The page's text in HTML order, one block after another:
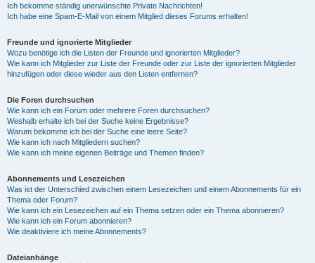
Ich bekomme ständig unerwünschte Private Nachrichten!
Ich habe eine Spam-E-Mail von einem Mitglied dieses Forums erhalten!
Freunde und ignorierte Mitglieder
Wozu benötige ich die Listen der Freunde und ignorierten Mitglieder?
Wie kann ich Mitglieder zur Liste der Freunde oder zur Liste der ignorierten Mitglieder
hinzufügen oder diese wieder aus den Listen entfernen?
Die Foren durchsuchen
Wie kann ich ein Forum oder mehrere Foren durchsuchen?
Weshalb erhalte ich bei der Suche keine Ergebnisse?
Warum bekomme ich bei der Suche eine leere Seite?
Wie kann ich nach Mitgliedern suchen?
Wie kann ich meine eigenen Beiträge und Themen finden?
Abonnements und Lesezeichen
Was ist der Unterschied zwischen einem Lesezeichen und einem Abonnements für ein
Thema oder Forum?
Wie kann ich ein Lesezeichen auf ein Thema setzen oder ein Thema abonnieren?
Wie kann ich ein Forum abonnieren?
Wie deaktiviere ich meine Abonnements?
Dateianhänge